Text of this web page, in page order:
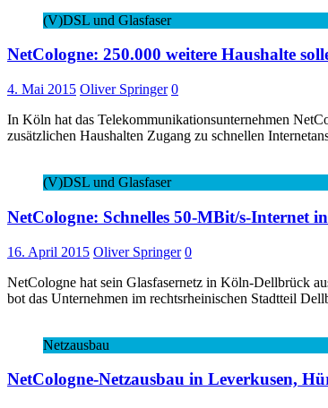
(V)DSL und Glasfaser
NetCologne: 250.000 weitere Haushalte
4. Mai 2015 Oliver Springer 0
In Köln hat das Telekommunikationsunternehmen
zusätzlichen Haushalten Zugang zu schnellen
(V)DSL und Glasfaser
NetCologne: Schnelles 50-MBit/s-Internet
16. April 2015 Oliver Springer 0
NetCologne hat sein Glasfasernetz in Köln-Dellbrück
bot das Unternehmen im rechtsrheinischen Stadtteil
Netzausbau
NetCologne-Netzausbau in Leverkusen,